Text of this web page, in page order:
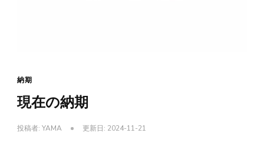
納期
現在の納期
投稿者: YAMA 更新日: 2024-11-21